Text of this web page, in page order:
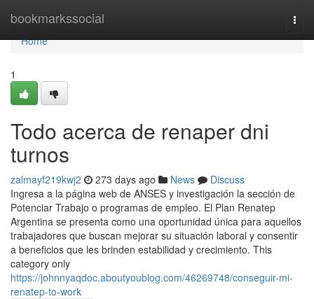
bookmarkssocial
Home
Home
1
Todo acerca de renaper dni
turnos
zalmayf219kwj2 273 days ago News
Discuss
Ingresa a ​la página web de ANSES y investigación la sección ⁢de
Potenciar Trabajo o programas de empleo. El Plan Renatep
Argentina se presenta como una oportunidad única para aquellos
trabajadores que buscan mejorar su situación laboral y consentir
a beneficios que les brinden estabilidad y crecimiento. This
category only
https://johnnyaqdoc.aboutyoublog.com/46269748/conseguir-mi-
renatep-to-work